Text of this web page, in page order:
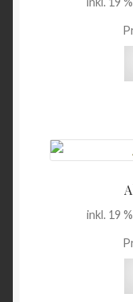
inkl. 19